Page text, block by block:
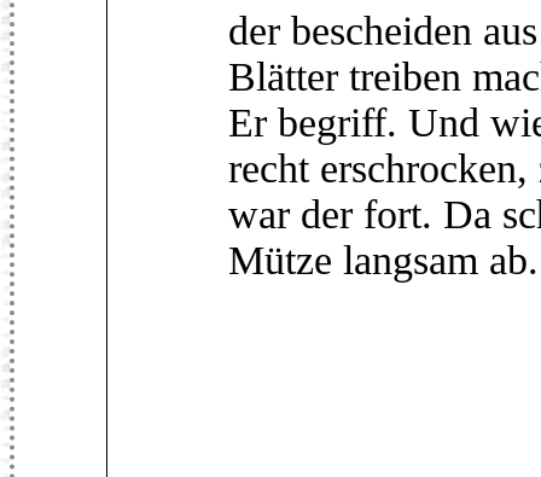
der bescheiden
Blätter treiben
Er begriff. Und
recht
war der fort. Da
Mütze langsam